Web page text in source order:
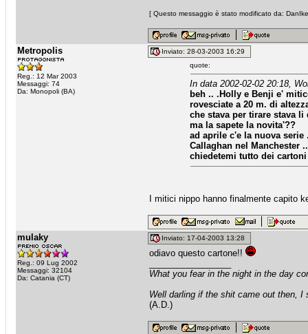
[ Questo messaggio è stato modificato da:
Metropolis
Reg.: 12 Mar 2003
Messaggi: 74
Da: Monopoli (BA)
Inviato: 28-03-2003 16:29
quote:
In data 2002-02-02 20:18,
beh .. .Holly e Benji e'
rovesciate a 20 m. di
che stava per tirare stava li
ma la sapete la novita'??
ad aprile c'e la nuova
Callaghan nel Manchester
chiedetemi tutto dei
I mitici nippo hanno finalmente capito
mulaky
Reg.: 09 Lug 2002
Messaggi: 32104
Da: Catania (CT)
Inviato: 17-04-2003 13:28
odiavo questo cartone!!
What you fear in the night in the day
Well darling if the shit came out then, I
(A.D.)